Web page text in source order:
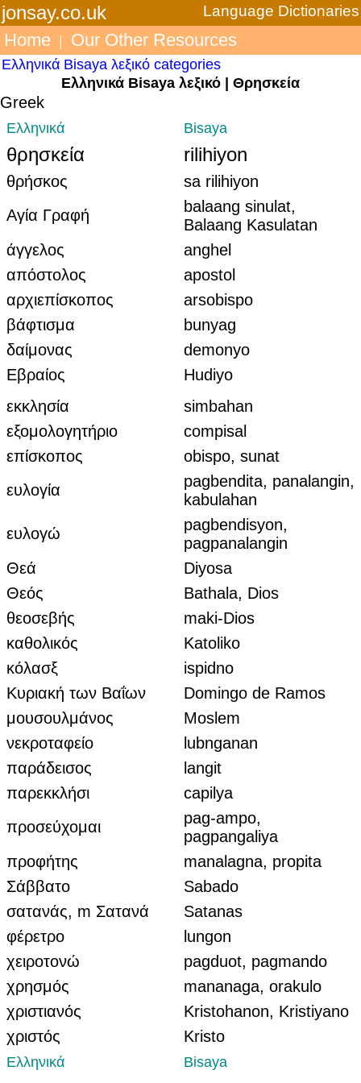
jonsay.co.uk Language Dictionaries
Home Our Other Resources
Ελληνικά Bisaya λεξικό categories
Ελληνικά Bisaya λεξικό | Θρησκεία
Greek
Ελληνικά Bisaya
θρησκεία rilihiyon
θρήσκος
sa rilihiyon
Αγία Γραφή
balaang sinulat,
Balaang Kasulatan
άγγελος
anghel
απόστολος
apostol
αρχιεπίσκοπος
arsobispo
βάφτισμα
bunyag
δαίμονας
demonyo
Εβραίος
Hudiyo
εκκλησία
simbahan
εξομολογητήριο
compisal
επίσκοπος
obispo, sunat
ευλογία
pagbendita, panalangin,
kabulahan
ευλογώ
pagbendisyon,
pagpanalangin
Θεά
Diyosa
Θεός
Bathala, Dios
θεοσεβής
maki-Dios
καθολικός
Katoliko
κόλασξ
ispidno
Κυριακή των Βαΐων
Domingo de Ramos
μουσουλμάνος
Moslem
νεκροταφείο
lubnganan
παράδεισος
langit
παρεκκλήσι
capilya
προσεύχομαι
pag-ampo,
pagpangaliya
προφήτης
manalagna, propita
Σάββατο
Sabado
σατανάς, m Σατανά
Satanas
φέρετρο
lungon
χειροτονώ
pagduot, pagmando
χρησμός
mananaga, orakulo
χριστιανός
Kristohanon, Kristiyano
χριστός
Kristo
Ελληνικά Bisaya